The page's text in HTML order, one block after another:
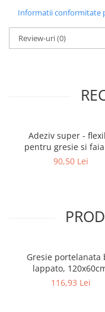
Informatii conformitate
Review-uri(0)
Adeziv super -
pentru gresie si
Ceresit CM 17,
90,50 Lei
Gresie portelanata
lappato,
rectificata, Colectie
116,93 Lei